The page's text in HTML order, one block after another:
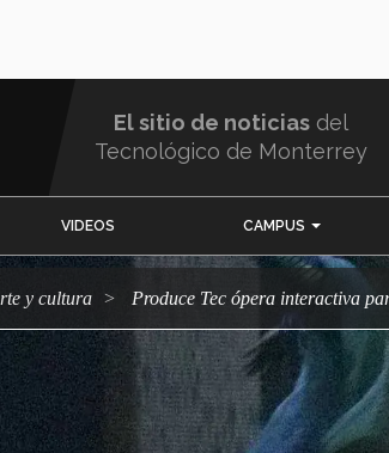
El sitio de noticias del
Tecnológico de Monterrey
VIDEOS CAMPUS
arte y cultura Produce Tec ópera interactiva